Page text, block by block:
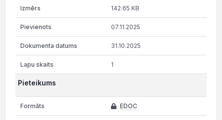
142.65 KB
07.11.2025
31.10.2025
1
Pieteikums
EDOC